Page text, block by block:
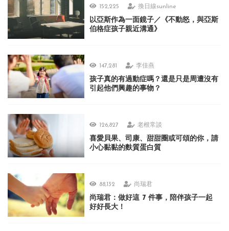
152,225 換日線sunline
以亞斯作為一面鏡子／《不動怒，與亞斯
伯格症孩子親近溝通》
147,281 李佳燕
孩子真的有過動症嗎？還是只是周遭沒有
引起他們興趣的事物？
126,827 老根常談
喜愛貝果、司康、甜甜圈或可頌的你，請
小心黏黏的麩質蛋白質
88,132 尚瑞君
尚瑞君：做好這 7 件事，陪伴孩子一起
好好長大！